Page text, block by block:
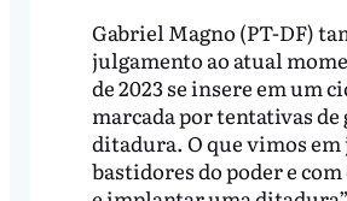
Gabriel Magno (PT-DF)
julgamento ao atual
de 2023 se insere em um
marcada por tentativas de
ditadura. O que vimos
bastidores do poder e